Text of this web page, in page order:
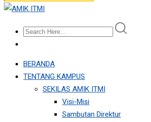
BERANDA
TENTANG KAMPUS
SEKILAS AMIK ITMI
Visi-Misi
Sambutan Direktur